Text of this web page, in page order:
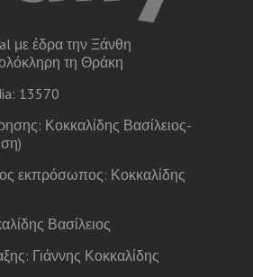
με έδρα την Ξάνθη
τη Θράκη
13570
Κοκκαλίδης Βασίλειος-
εκπρόσωπος: Κοκκαλίδης
Βασίλειος
Γιάννης Κοκκαλίδης